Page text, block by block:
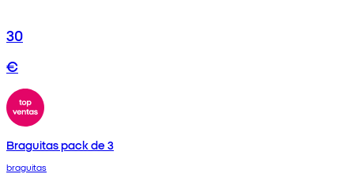
30
€
Braguitas pack de 3
braguitas